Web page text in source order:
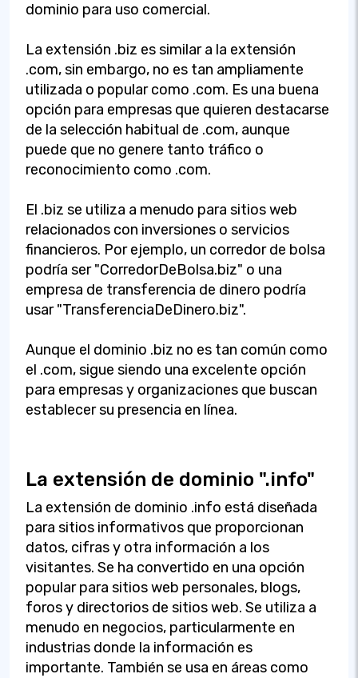
dominio para uso comercial.
La extensión .biz es similar a la extensión
.com, sin embargo, no es tan ampliamente
utilizada o popular como .com. Es una buena
opción para empresas que quieren destacarse
de la selección habitual de .com, aunque
puede que no genere tanto tráfico o
reconocimiento como .com.
El .biz se utiliza a menudo para sitios web
relacionados con inversiones o servicios
financieros. Por ejemplo, un corredor de bolsa
podría ser "CorredorDeBolsa.biz" o una
empresa de transferencia de dinero podría
usar "TransferenciaDeDinero.biz".
Aunque el dominio .biz no es tan común como
el .com, sigue siendo una excelente opción
para empresas y organizaciones que buscan
establecer su presencia en línea.
La extensión de dominio ".info"
La extensión de dominio .info está diseñada
para sitios informativos que proporcionan
datos, cifras y otra información a los
visitantes. Se ha convertido en una opción
popular para sitios web personales, blogs,
foros y directorios de sitios web. Se utiliza a
menudo en negocios, particularmente en
industrias donde la información es
importante. También se usa en áreas como